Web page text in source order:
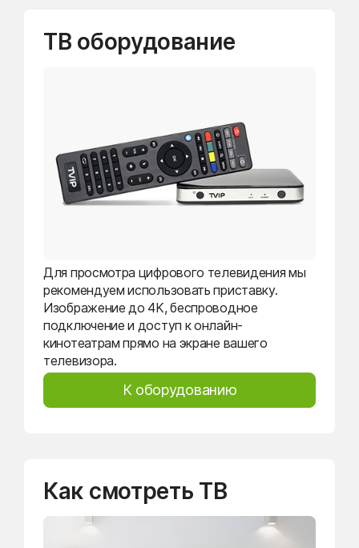
ТВ оборудование
Для просмотра цифрового телевидения мы
рекомендуем использовать приставку.
Изображение до 4K, беспроводное
подключение и доступ к онлайн-
кинотеатрам прямо на экране вашего
телевизора.
К оборудованию
Как смотреть ТВ